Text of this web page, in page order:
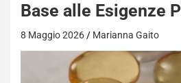
Base alle Esigenze
8 Maggio 2026 Marianna Gaito